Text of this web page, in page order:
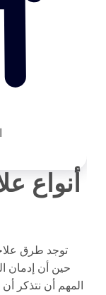
أنواع
توجد طرق
حين أن إدمان
المهم أن نتذكر